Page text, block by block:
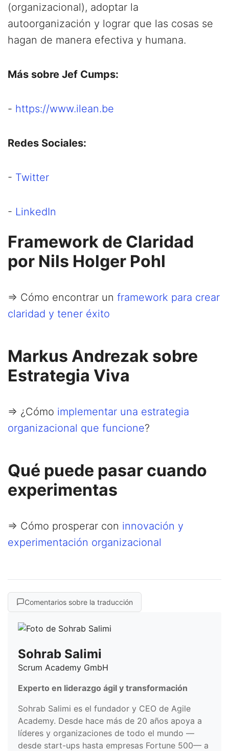
(organizacional), adoptar la
autoorganización y lograr que las cosas se
hagan de manera efectiva y humana.
Más sobre Jef Cumps:
- https://www.ilean.be
Redes Sociales:
- Twitter
- LinkedIn
Framework de Claridad
por Nils Holger Pohl
=> Cómo encontrar un framework para crear
claridad y tener éxito
Markus Andrezak sobre
Estrategia Viva
=> ¿Cómo implementar una estrategia
organizacional que funcione?
Qué puede pasar cuando
experimentas
=> Cómo prosperar con innovación y
experimentación organizacional
Comentarios sobre la traducción
Sohrab Salimi
Scrum Academy GmbH
Experto en liderazgo ágil y transformación
Sohrab Salimi es el fundador y CEO de Agile
Academy. Desde hace más de 20 años apoya a
líderes y organizaciones de todo el mundo —
desde start-ups hasta empresas Fortune 500— a